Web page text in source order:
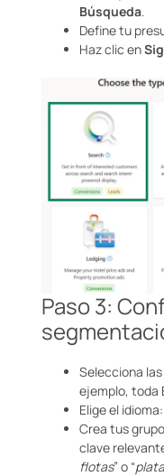
Búsqueda.
Define tu
Haz clic en
Paso 3:
Selecciona las
ejemplo, toda
Elige el idioma:
Crea tus
clave
flotas” o “